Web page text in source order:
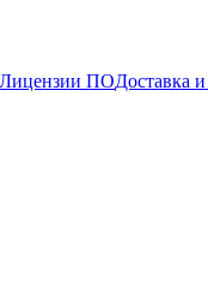
Лицензии ПОДоставка